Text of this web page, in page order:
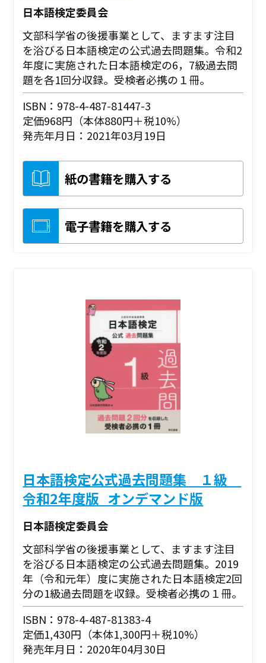
日本語検定委員会
文部科学省の後援事業として、ますます注目
を浴びる日本語検定の公式過去問題集。令和2
年度に実施された日本語検定の6，7級過去問
題を各1回分収録。受検者必携の１冊。
ISBN：978-4-487-81447-3
定価968円（本体880円＋税10%）
発売年月日：2021年03月19日
紙の書籍を購入する
電子書籍を購入する
日本語検定公式過去問題集 １級
令和2年度版_オンデマンド版
日本語検定委員会
文部科学省の後援事業として、ますます注目
を浴びる日本語検定の公式過去問題集。2019
年（令和元年）度に実施された日本語検定2回
分の1級過去問題を収録。受検者必携の１冊。
ISBN：978-4-487-81383-4
定価1,430円（本体1,300円＋税10%）
発売年月日：2020年04月30日